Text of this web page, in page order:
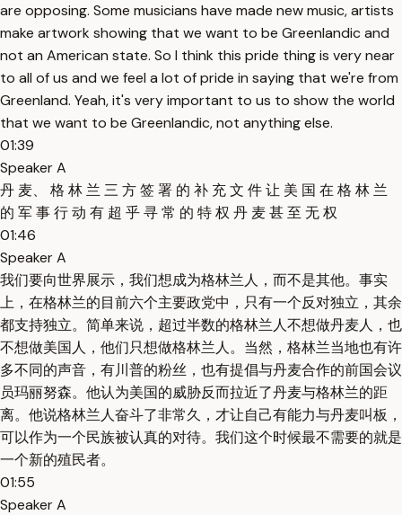
are opposing. Some musicians have made new music, artists
make artwork showing that we want to be Greenlandic and
not an American state. So I think this pride thing is very near
to all of us and we feel a lot of pride in saying that we're from
Greenland. Yeah, it's very important to us to show the world
that we want to be Greenlandic, not anything else.
01:39
Speaker A
丹 麦、 格 林 兰 三 方 签 署 的 补 充 文 件 让 美 国 在 格 林 兰
的 军 事 行 动 有 超 乎 寻 常 的 特 权 丹 麦 甚 至 无 权
01:46
Speaker A
我们要向世界展示，我们想成为格林兰人，而不是其他。事实
上，在格林兰的目前六个主要政党中，只有一个反对独立，其余
都支持独立。简单来说，超过半数的格林兰人不想做丹麦人，也
不想做美国人，他们只想做格林兰人。当然，格林兰当地也有许
多不同的声音，有川普的粉丝，也有提倡与丹麦合作的前国会议
员玛丽努森。他认为美国的威胁反而拉近了丹麦与格林兰的距
离。他说格林兰人奋斗了非常久，才让自己有能力与丹麦叫板，
可以作为一个民族被认真的对待。我们这个时候最不需要的就是
一个新的殖民者。
01:55
Speaker A